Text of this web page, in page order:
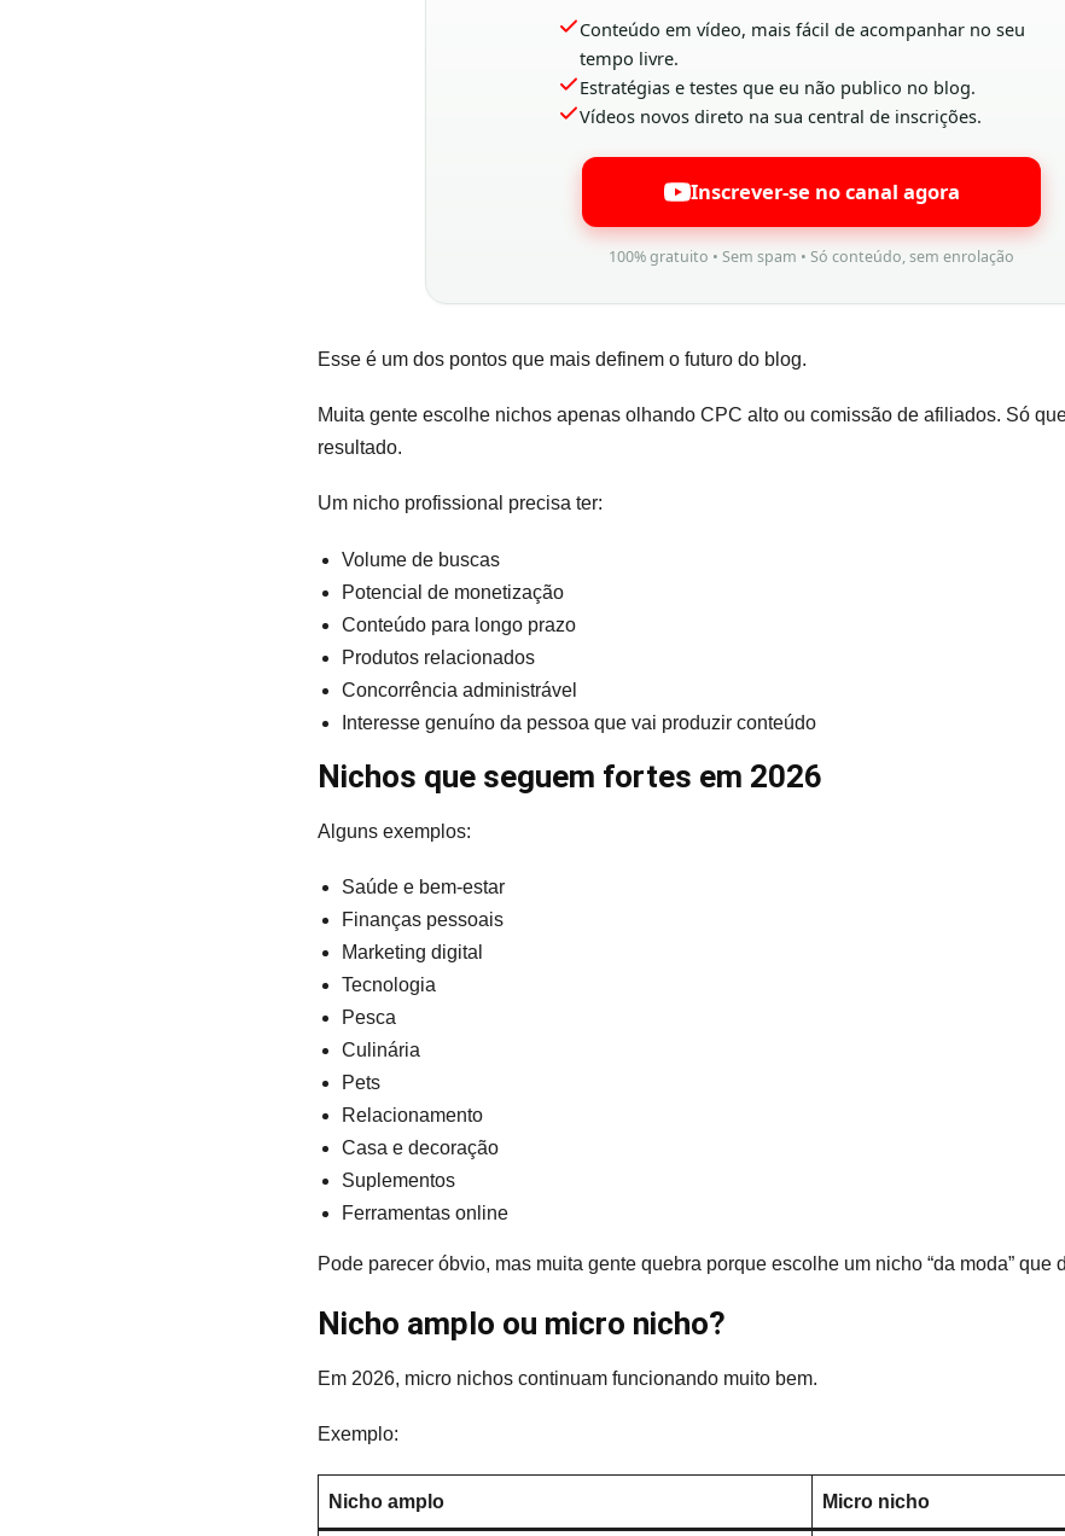
Conteúdo em vídeo, mais fácil de acompanhar no seu
tempo livre.
Estratégias e testes que eu não publico no blog.
Vídeos novos direto na sua central de inscrições.
Inscrever-se no canal agora
100% gratuito • Sem spam • Só conteúdo, sem enrolação
Esse é um dos pontos que mais definem o futuro do blog.
Muita gente escolhe nichos apenas olhando CPC alto ou comissão de afiliados. Só
resultado.
Um nicho profissional precisa ter:
Volume de buscas
Potencial de monetização
Conteúdo para longo prazo
Produtos relacionados
Concorrência administrável
Interesse genuíno da pessoa que vai produzir conteúdo
Nichos que seguem fortes em 2026
Alguns exemplos:
Saúde e bem-estar
Finanças pessoais
Marketing digital
Tecnologia
Pesca
Culinária
Pets
Relacionamento
Casa e decoração
Suplementos
Ferramentas online
Pode parecer óbvio, mas muita gente quebra porque escolhe um nicho “da moda” que
Nicho amplo ou micro nicho?
Em 2026, micro nichos continuam funcionando muito bem.
Exemplo:
Nicho amplo Micro nicho